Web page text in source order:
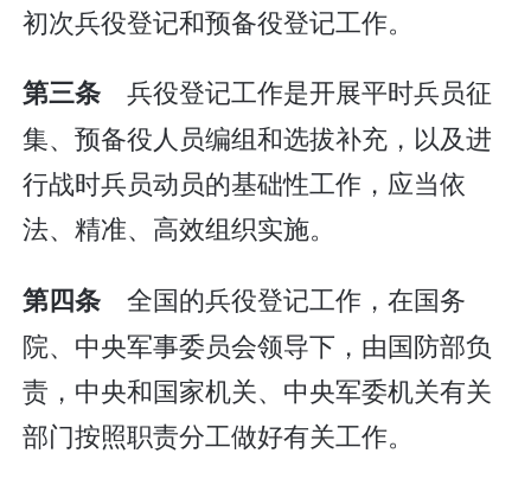
初次兵役登记和预备役登记工作。
第三条兵役登记工作是开展平时兵员征
集、预备役人员编组和选拔补充，以及进
行战时兵员动员的基础性工作，应当依
法、精准、高效组织实施。
第四条全国的兵役登记工作，在国务
院、中央军事委员会领导下，由国防部负
责，中央和国家机关、中央军委机关有关
部门按照职责分工做好有关工作。